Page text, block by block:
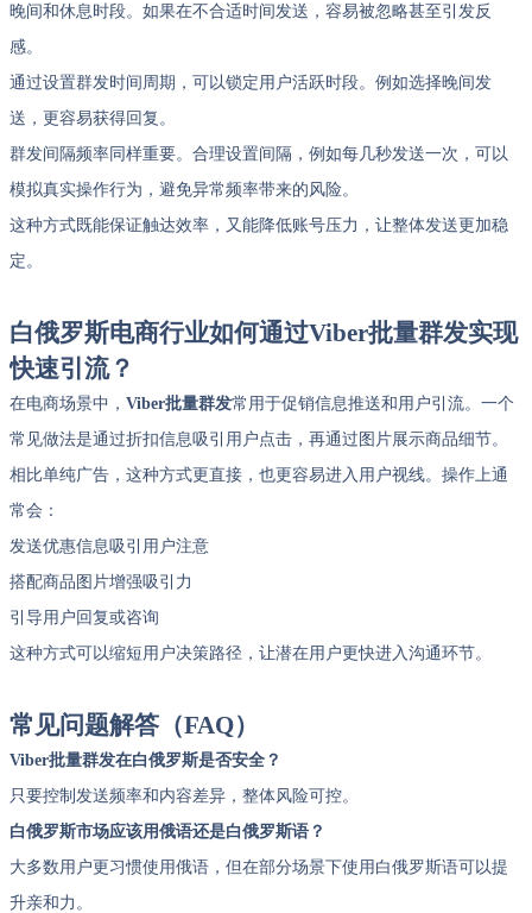
晚间和休息时段。如果在不合适时间发送，容易被忽略甚至引发反
感。
通过设置群发时间周期，可以锁定用户活跃时段。例如选择晚间发
送，更容易获得回复。
群发间隔频率同样重要。合理设置间隔，例如每几秒发送一次，可以
模拟真实操作行为，避免异常频率带来的风险。
这种方式既能保证触达效率，又能降低账号压力，让整体发送更加稳
定。
白俄罗斯电商行业如何通过Viber批量群发实现
快速引流？
在电商场景中， Viber批量群发常用于促销信息推送和用户引流。一个
常见做法是通过折扣信息吸引用户点击，再通过图片展示商品细节。
相比单纯广告，这种方式更直接，也更容易进入用户视线。操作上通
常会：
发送优惠信息吸引用户注意
搭配商品图片增强吸引力
引导用户回复或咨询
这种方式可以缩短用户决策路径，让潜在用户更快进入沟通环节。
常见问题解答（FAQ）
Viber批量群发在白俄罗斯是否安全？
只要控制发送频率和内容差异，整体风险可控。
白俄罗斯市场应该用俄语还是白俄罗斯语？
大多数用户更习惯使用俄语，但在部分场景下使用白俄罗斯语可以提
升亲和力。